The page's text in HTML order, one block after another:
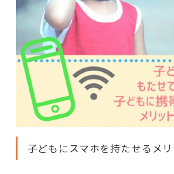
子どもにスマホを持たせるメリ